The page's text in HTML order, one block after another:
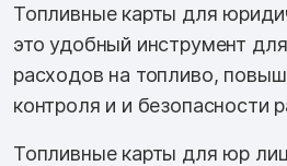
Топливные карты для
это удобный инструмент
расходов на топливо,
контроля и и безопасности
Топливные карты для юр